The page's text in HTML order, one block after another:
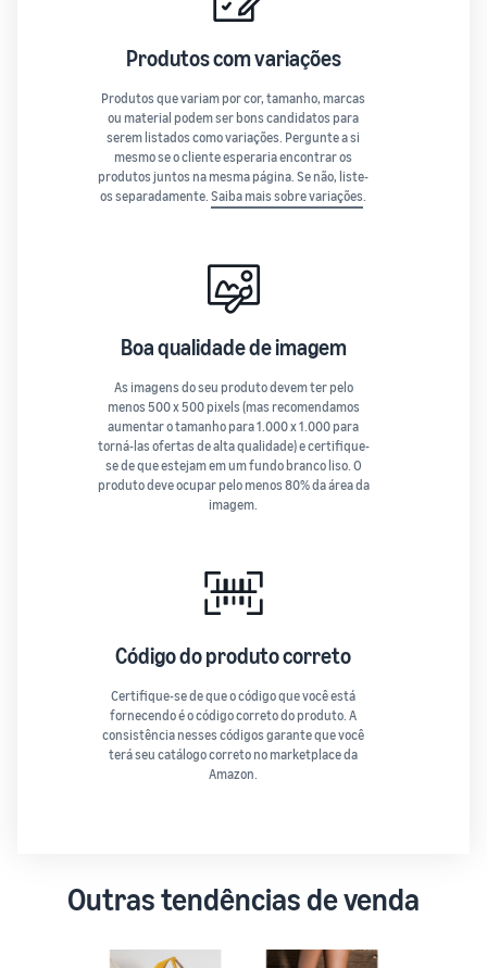
Produtos com variações
Produtos que variam por cor, tamanho, marcas
ou material podem ser bons candidatos para
serem listados como variações. Pergunte a si
mesmo se o cliente esperaria encontrar os
produtos juntos na mesma página. Se não, liste-
os separadamente.Saiba mais sobre variações.
Boa qualidade de imagem
As imagens do seu produto devem ter pelo
menos 500 x 500 pixels (mas recomendamos
aumentar o tamanho para 1.000 x 1.000 para
torná-las ofertas de alta qualidade) e certifique-
se de que estejam em um fundo branco liso. O
produto deve ocupar pelo menos 80% da área da
imagem.
Código do produto correto
Certifique-se de que o código que você está
fornecendo é o código correto do produto. A
consistência nesses códigos garante que você
terá seu catálogo correto no marketplace da
Amazon.
Outras tendências de venda